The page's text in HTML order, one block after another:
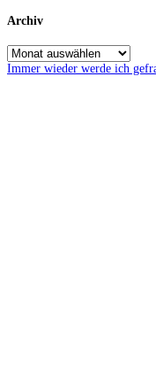
Archiv
Immer wieder werde ich